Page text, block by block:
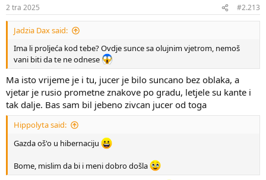
2 tra 2025 #2.213
Jadzia Dax said:
Ima li proljeća kod tebe? Ovdje sunce sa olujnim vjetrom, nemoš
vani biti da te ne odnese
Ma isto vrijeme je i tu, jucer je bilo suncano bez oblaka, a
vjetar je rusio prometne znakove po gradu, letjele su kante i
tak dalje. Bas sam bil jebeno zivcan jucer od toga
Hippolyta said:
Gazda oš'o u hibernaciju
Bome, mislim da bi i meni dobro došla